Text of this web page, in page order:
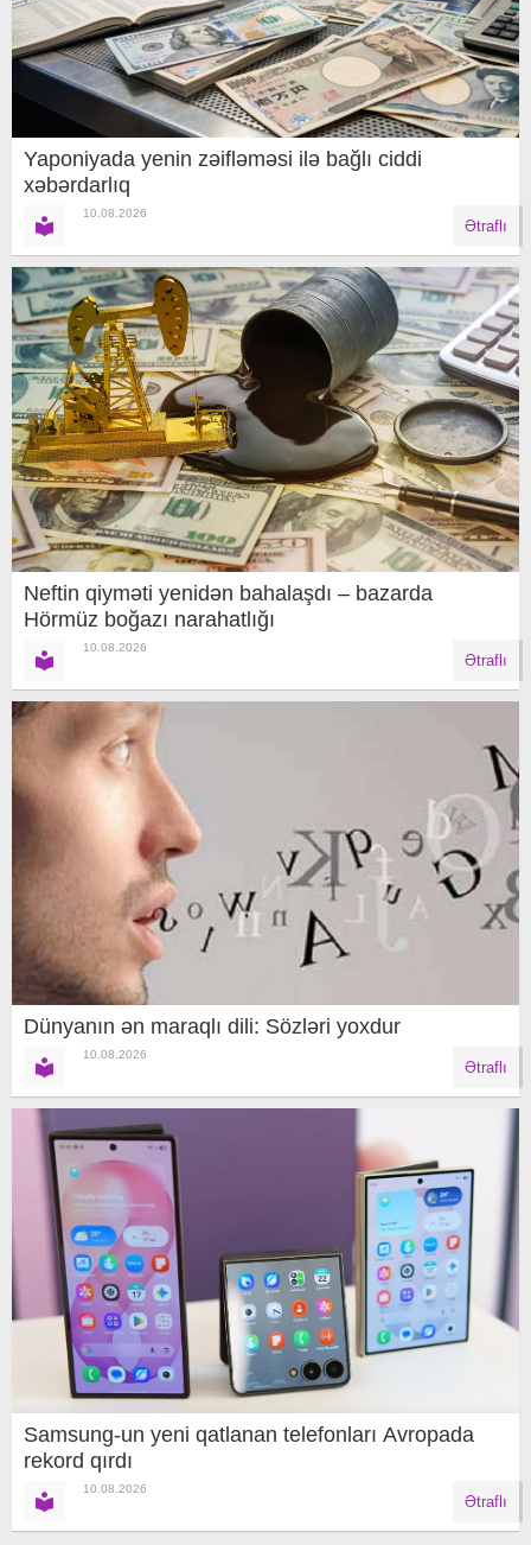
Yaponiyada yenin zəifləməsi ilə bağlı ciddi
xəbərdarlıq
10.08.2026
Ətraflı
Neftin qiyməti yenidən bahalaşdı – bazarda
Hörmüz boğazı narahatlığı
10.08.2026
Ətraflı
Dünyanın ən maraqlı dili: Sözləri yoxdur
10.08.2026
Ətraflı
Samsung-un yeni qatlanan telefonları Avropada
rekord qırdı
10.08.2026
Ətraflı